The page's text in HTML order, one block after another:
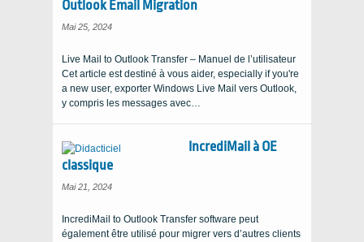
Outlook Email Migration
Mai 25, 2024
Live Mail to Outlook Transfer – Manuel de l’utilisateur
Cet article est destiné à vous aider, especially if you're
a new user, exporter Windows Live Mail vers Outlook,
y compris les messages avec…
IncrediMail à OE
classique
Mai 21, 2024
IncrediMail to Outlook Transfer software peut
également être utilisé pour migrer vers d’autres clients